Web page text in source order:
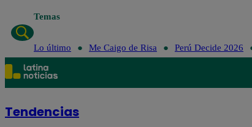
Temas
Lo último Me Caigo de Risa Perú Decide 2026
Tendencias